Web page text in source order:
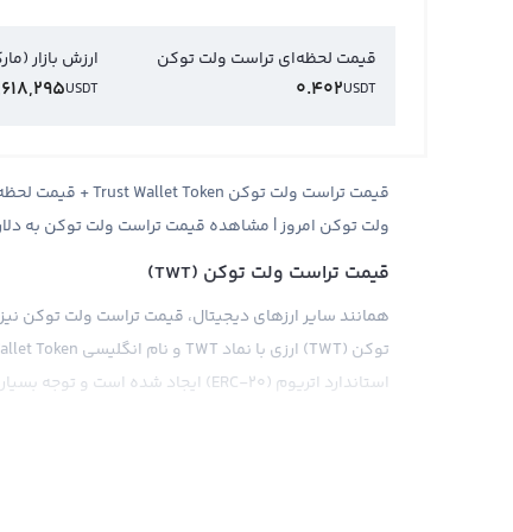
قیمت لحظه‌ای تراست ولت توکن
USDT
0.402
ارزش بازار
USDT
ولت توکن امروز | مشاهده قیمت تراست ولت توکن به
قیمت تراست ولت توکن (TWT)
همانند سایر ارزهای دیجیتال، قیمت تراست ولت توکن
استاندارد اتریوم (ERC-20) ایجاد شده است و توجه بسیاری از سرمایه‌گذاران در بازار ارز دیجیتال را به خود جلب کرده است.
بازار و سیاست‌های دولتی و... تاثیر بسیار قوی در قیمت